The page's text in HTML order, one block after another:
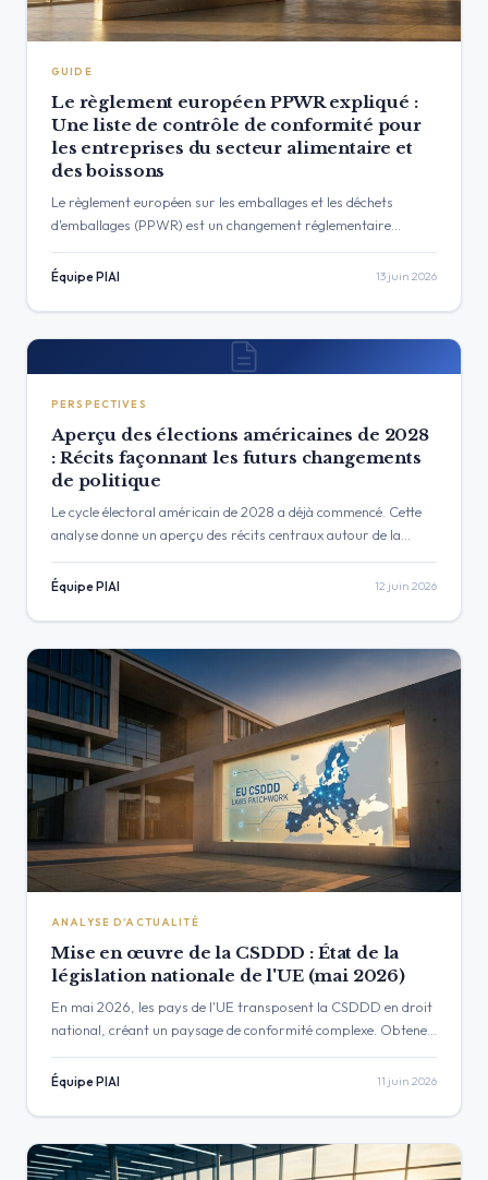
GUIDE
Le règlement européen PPWR expliqué :
Une liste de contrôle de conformité pour
les entreprises du secteur alimentaire et
des boissons
Le règlement européen sur les emballages et les déchets
d'emballages (PPWR) est un changement réglementaire
majeur pour l'industrie alimentaire et des boissons. Ce guide
pratique…
Équipe PIAI 13 juin 2026
PERSPECTIVES
Aperçu des élections américaines de 2028
: Récits façonnant les futurs changements
de politique
Le cycle électoral américain de 2028 a déjà commencé. Cette
analyse donne un aperçu des récits centraux autour de la
politique industrielle, de la réglementation technologique,…
Équipe PIAI 12 juin 2026
ANALYSE D'ACTUALITÉ
Mise en œuvre de la CSDDD : État de la
législation nationale de l'UE (mai 2026)
En mai 2026, les pays de l'UE transposent la CSDDD en droit
national, créant un paysage de conformité complexe. Obtenez
Équipe PIAI 11 juin 2026